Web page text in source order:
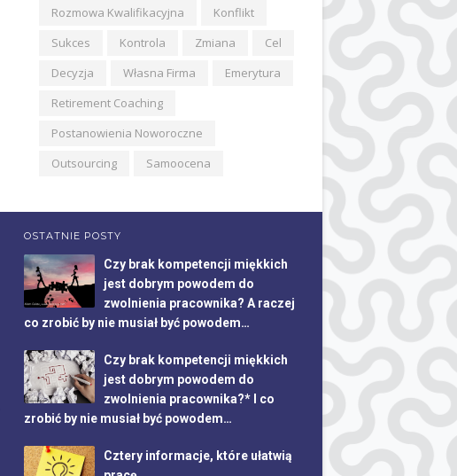
Rozmowa Kwalifikacyjna
Konflikt
Sukces
Kontrola Zmiana
Cel
Decyzja
Własna Firma
Emerytura
Retirement Coaching
Postanowienia Noworoczne
Outsourcing
Samoocena
OSTATNIE POSTY
Czy brak kompetencji miękkich
jest dobrym powodem do
zwolnienia pracownika? A raczej
co zrobić by nie musiał być powodem…
Czy brak kompetencji miękkich
jest dobrym powodem do
zwolnienia pracownika?* I co
zrobić by nie musiał być powodem…
Cztery informacje, które ułatwią